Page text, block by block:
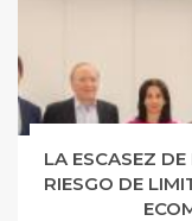
LA ESCASEZ
RIESGO DE